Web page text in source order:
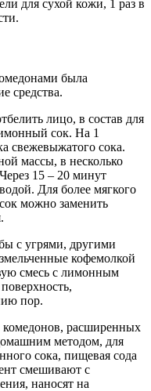
для сухой кожи, 1 раз в
была
средства.
лицо, в состав для
сок. На 1
свежевыжатого сока.
массы, в несколько
15 – 20 минут
Для более мягкого
можно заменить
с угрями, другими
кофемолкой
смесь с лимонным
пор.
расширенных
методом, для
сока, пищевая сода
смешивают с
наносят на